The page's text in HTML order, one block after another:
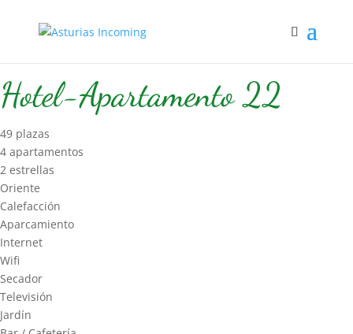
Hotel-Apartamento 22
49 plazas
4 apartamentos
2 estrellas
Oriente
Calefacción
Aparcamiento
Internet
Wifi
Secador
Televisión
Jardín